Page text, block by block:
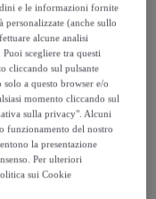
e le informazioni fornite
(anche sullo
alcune analisi
scegliere tra questi
cliccando sul pulsante
solo a questo browser e/o
momento cliccando sul
sulla privacy". Alcuni
funzionamento del nostro
la presentazione
Per ulteriori
sui Cookie